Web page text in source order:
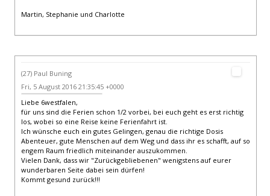
Martin, Stephanie und Charlotte
(27) Paul Buning
Fri, 5 August 2016 21:35:45 +0000
Liebe 6westfalen,
für uns sind die Ferien schon 1/2 vorbei, bei euch geht es erst richtig
los, wobei so eine Reise keine Ferienfahrt ist.
Ich wünsche euch ein gutes Gelingen, genau die richtige Dosis
Abenteuer, gute Menschen auf dem Weg und dass ihr es schafft, auf so
engem Raum friedlich miteinander auszukommen.
Vielen Dank, dass wir "Zurückgebliebenen" wenigstens auf eurer
wunderbaren Seite dabei sein dürfen!
Kommt gesund zurück!!!